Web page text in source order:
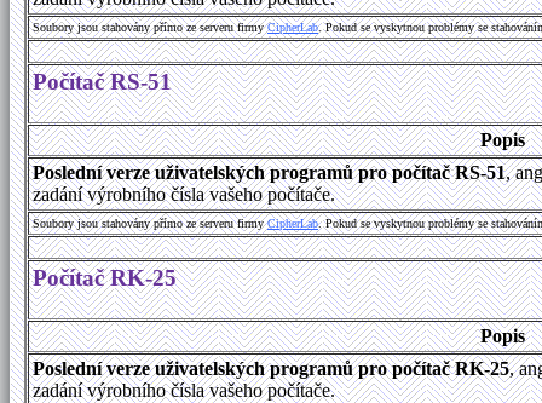
Soubory jsou stahovány přímo ze serveru firmyCipherLab. Pokud se vyskytnou problémy se
Počítač RS-51
Popis
Poslední verze uživatelských programů pro počítač RS-51,
zadání výrobního čísla vašeho počítače.
Soubory jsou stahovány přímo ze serveru firmyCipherLab. Pokud se vyskytnou problémy se
Počítač RK-25
Popis
Poslední verze uživatelských programů pro počítač RK-25,
zadání výrobního čísla vašeho počítače.